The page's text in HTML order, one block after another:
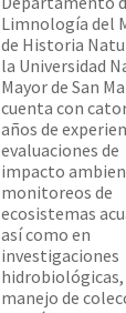
Limnología del
de Historia
la Universidad
Mayor de San
cuenta con
años de
evaluaciones de
impacto
monitoreos de
ecosistemas
así como en
investigaciones
hidrobiológicas,
manejo de